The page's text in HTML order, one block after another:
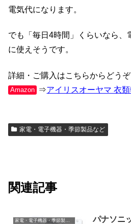
電気代になります。
でも「毎日4時間」くらいなら、
に使えそうです。
詳細・ご購入はこちらからどうぞ
Amazon ⇒アイリスオーヤマ 衣
家電・電子機器・季節製品など
関連記事
家電・電子機器・季節製品など
パナソニ